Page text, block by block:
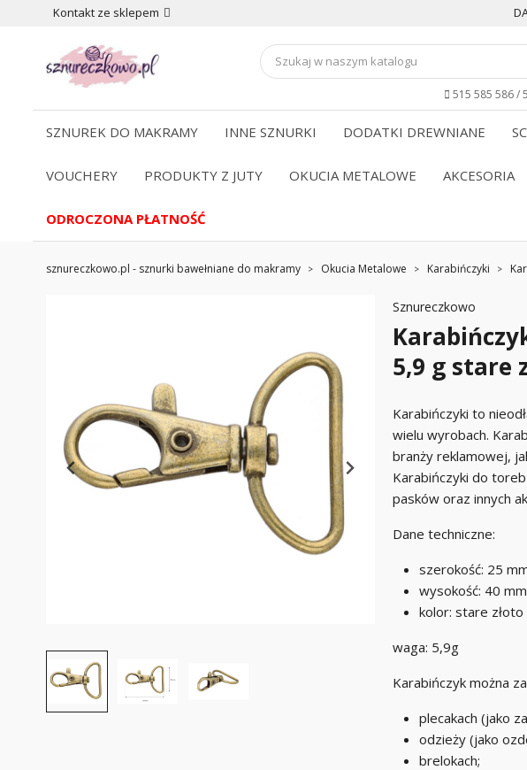
Kontakt ze sklepem
515 585 586 /
SZNUREK DO MAKRAMY INNE SZNURKI DODATKI DREWNIANE
VOUCHERY PRODUKTY Z JUTY OKUCIA METALOWE AKCESORIA
ODROCZONA PŁATNOŚĆ
sznureczkowo.pl - sznurki bawełniane do makramy Okucia Metalowe Karabińczyki
Sznureczkowo
5,9 g stare
Karabińczyki to
wielu wyrobach.
branży reklamowej,
Karabińczyki do
pasków oraz innych
Dane techniczne:
szerokość: 25
wysokość: 40 mm
kolor: stare złoto
waga: 5,9g
Karabińczyk można
plecakach (jako
odzieży (jako
brelokach;